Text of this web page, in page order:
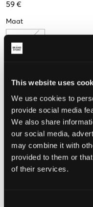
This website uses
We use cookies to
provide social media
We also share
our social media,
may combine it with
provided to them or
of their services.
59 €
Maat
One size
De maat lijkt
Te klein
KIES